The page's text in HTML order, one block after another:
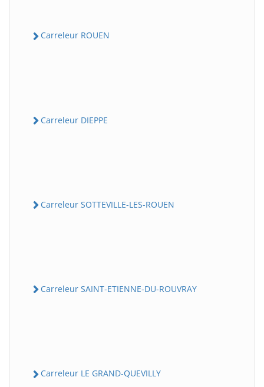
Carreleur ROUEN
Carreleur DIEPPE
Carreleur SOTTEVILLE-LES-ROUEN
Carreleur SAINT-ETIENNE-DU-ROUVRAY
Carreleur LE GRAND-QUEVILLY